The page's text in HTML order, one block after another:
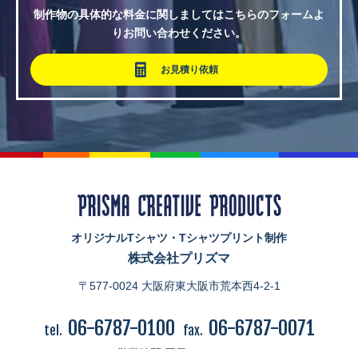
制作物の具体的な料金に関しましてはこちらのフォームよ
りお問い合わせください。
お見積り依頼
オリジナルTシャツ・Tシャツプリント制作
株式会社プリズマ
〒577-0024 大阪府東大阪市荒本西4-2-1
tel. 06-6787-0100 fax. 06-6787-0071